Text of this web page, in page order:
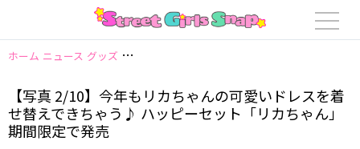
ホーム ニュース グッズ 【写真 2/10】今年もリカちゃんの可愛いドレス
【写真 2/10】今年もリカちゃんの可愛いドレスを着
せ替えできちゃう♪ ハッピーセット「リカちゃん」
期間限定で発売